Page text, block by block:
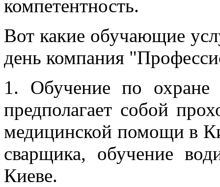
компетентность.
Вот какие обучающие
день компания
1. Обучение по
предполагает собой
медицинской помощи в
сварщика, обучение
Киеве.